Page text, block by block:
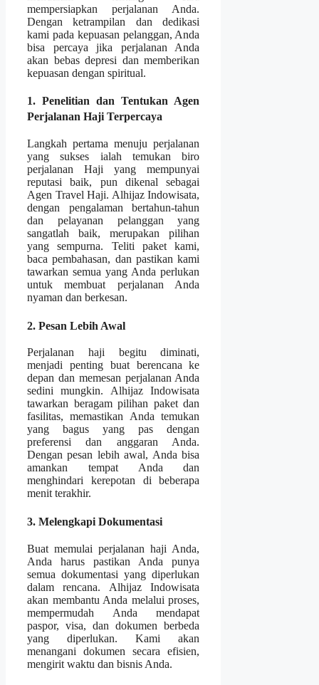
mempersiapkan perjalanan Anda.
Dengan ketrampilan dan dedikasi
kami pada kepuasan pelanggan, Anda
bisa percaya jika perjalanan Anda
akan bebas depresi dan memberikan
kepuasan dengan spiritual.
1. Penelitian dan Tentukan Agen
Perjalanan Haji Terpercaya
Langkah pertama menuju perjalanan
yang sukses ialah temukan biro
perjalanan Haji yang mempunyai
reputasi baik, pun dikenal sebagai
Agen Travel Haji. Alhijaz Indowisata,
dengan pengalaman bertahun-tahun
dan pelayanan pelanggan yang
sangatlah baik, merupakan pilihan
yang sempurna. Teliti paket kami,
baca pembahasan, dan pastikan kami
tawarkan semua yang Anda perlukan
untuk membuat perjalanan Anda
nyaman dan berkesan.
2. Pesan Lebih Awal
Perjalanan haji begitu diminati,
menjadi penting buat berencana ke
depan dan memesan perjalanan Anda
sedini mungkin. Alhijaz Indowisata
tawarkan beragam pilihan paket dan
fasilitas, memastikan Anda temukan
yang bagus yang pas dengan
preferensi dan anggaran Anda.
Dengan pesan lebih awal, Anda bisa
amankan tempat Anda dan
menghindari kerepotan di beberapa
menit terakhir.
3. Melengkapi Dokumentasi
Buat memulai perjalanan haji Anda,
Anda harus pastikan Anda punya
semua dokumentasi yang diperlukan
dalam rencana. Alhijaz Indowisata
akan membantu Anda melalui proses,
mempermudah Anda mendapat
paspor, visa, dan dokumen berbeda
yang diperlukan. Kami akan
menangani dokumen secara efisien,
mengirit waktu dan bisnis Anda.